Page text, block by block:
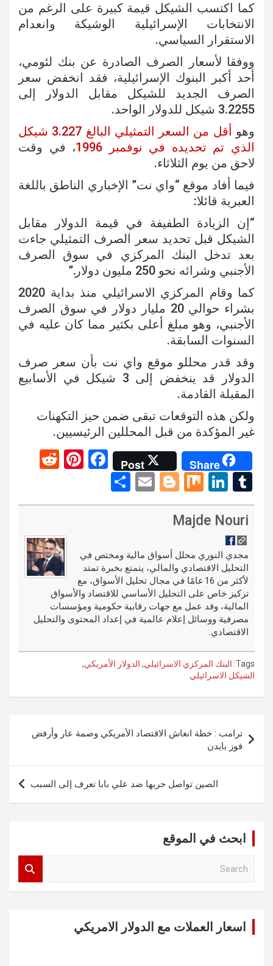
كما اكتسب الشيكل قيمة كبيرة على الرغم من
الانتخابات الإسرائيلية الوشيكة وانعدام
الاستقرار السياسي.
ووفقا لأسعار الصرف الصادرة عن بنك لئومي،
أحد أكبر البنوك الإسرائيلية، فقد انخفض سعر
الصرف الجديد للشيكل مقابل الدولار إلى
3.2255 شيكل للدولار الواحد.
وهو
أقل من السعر التمثيلي البالغ 3.227 شيكل
الذي تم تحديده في نوفمبر 1996
، في وقت
لاحق من يوم الثلاثاء.
فيما أفاد موقع “واي نت” الإخباري الناطق باللغة
العبرية قائلا:
“إن الزيادة الطفيفة في قيمة الدولار مقابل
الشيكل قبل تحديد سعر الصرف التمثيلي جاءت
بعد تدخل البنك المركزي في سوق الصرف
الأجنبي وشرائه نحو 250 مليون دولار.”
كما وقام المركزي الاسرائيلي منذ بداية 2020
بشراء حوالي 20 مليار دولار في سوق الصرف
الأجنبي، وهو مبلغ أعلى بكثير مما كان عليه في
السنوات السابقة.
وقد قدر محللو موقع واي نت بأن سعر صرف
الدولار قد ينخفض ​​إلى 3 شيكل في الأسابيع
المقبلة القادمة.
ولكن هذه التوقعات تبقى ضمن حيز التكهنات
غير المؤكدة من قبل المحللين الرئيسيين.
Share
Post
F
ce
o
k
Pi
er
t
d
t
T
u
m
bl
r
Li
n
ke
n
M
ix
Bl
o
er
E
m
h
Majde Nouri
مجدي النوري محلل أسواق مالية ومختص في
التحليل الاقتصادي والمالي، يتمتع بخبرة تمتد
لأكثر من 16 عامًا في مجال تحليل الأسواق، مع
تركيز خاص على التحليل الأساسي للاقتصاد والأسواق
المالية، وقد عمل مع جهات رقابية حكومية ومؤسسات
مصرفية ووسائل إعلام عالمية في إعداد المحتوى والتحليل
الاقتصادي.
Tags: البنك المركزي الاسرائيلي, الدولار الأمريكي,
الشيكل الاسرائيلي
المقالات
ترامب : خطة انعاش الاقتصاد الأمريكي وصمة عار وأرفض
فوز بايدن
الصين تواصل حربها ضد علي بابا تعرف إلى السبب
ابحث في الموقع
اسعار العملات مع الدولار الامريكي